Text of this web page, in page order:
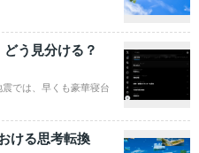
う見分ける？
では、早くも豪華寝台
ける思考転換